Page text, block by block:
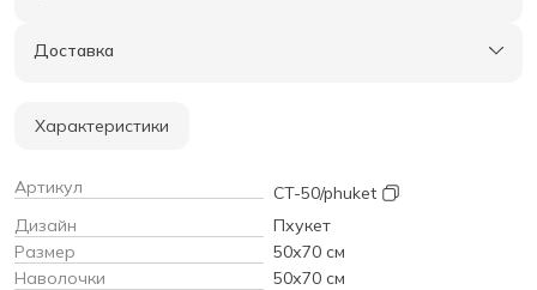
Доставка
Характеристики
Артикул
CT-50/phuket
Дизайн
Пхукет
Размер
50х70 см
Наволочки
50х70 см